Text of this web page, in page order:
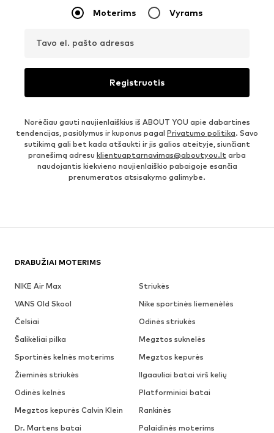
Moterims Vyrams
Tavo el. pašto adresas
Registruotis
Norėčiau gauti naujienlaiškius iš ABOUT YOU apie dabartines
tendencijas, pasiūlymus ir kuponus pagal Privatumo politika. Savo
sutikimą gali bet kada atšaukti ir jis galios ateityje, siunčiant
pranešimą adresu klientuaptarnavimas@aboutyou.lt arba
naudojantis kiekvieno naujienlaiškio pabaigoje esančia
prenumeratos atsisakymo galimybe.
DRABUŽIAI MOTERIMS
NIKE Air Max
Striukės
VANS Old Skool
Nike sportinės liemenėlės
Čelsiai
Odinės striukės
Šalikėliai pilka
Megztos suknelės
Sportinės kelnės moterims
Megztos kepurės
Žieminės striukės
Ilgaauliai batai virš kelių
Odinės kelnės
Platforminiai batai
Megztos kepurės Calvin Klein
Rankinės
Dr. Martens batai
Palaidinės moterims